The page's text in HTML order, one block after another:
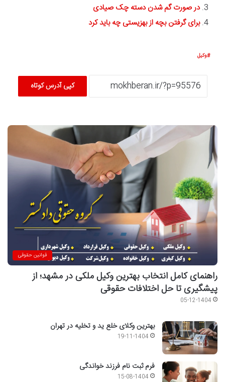
در صورت گم شدن دسته چک صیادی
برای گرفتن بچه از بهزیستی چه باید کرد
وکیل
کپی آدرس کوتاه
قوانین حقوقی
راهنمای کامل انتخاب بهترین وکیل ملکی در مشهد؛ از
پیشگیری تا حل اختلافات حقوقی
05-12-1404
بهترین وکلای خلع ید و تخلیه در تهران
19-11-1404
فرم ثبت نام فرزند خواندگی
15-08-1404